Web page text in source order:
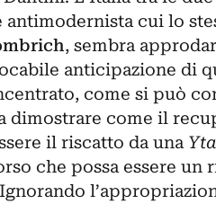
cui lo
, sembra
anticipazione di
come si può
dimostrare come il
il riscatto da una
che possa essere